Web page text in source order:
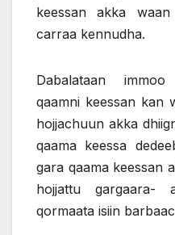
keessan akka
carraa kennudha.
Dabalataan
qaamni keessan kan
hojjachuun akka
qaama keessa
gara qaama keessan
hojjattu gargaara-
qormaata isiin